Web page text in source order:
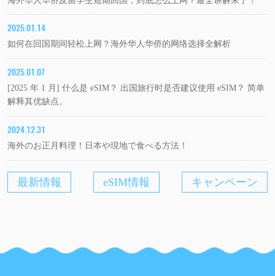
2025.01.14
如何在回国期间轻松上网？海外华人华侨的网络选择全解析
2025.01.07
[2025 年 1 月] 什么是 eSIM？ 出国旅行时是否建议使用 eSIM？ 简单
解释其优缺点。
2024.12.31
海外のお正月料理！日本や現地で食べる方法！
最新情報 eSIM情報 キャンペーン